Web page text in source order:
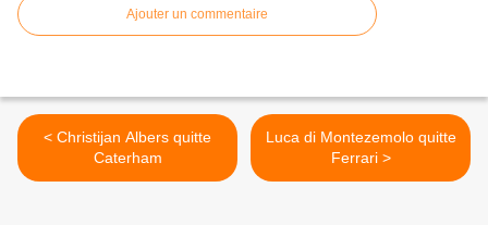
Ajouter un commentaire
< Christijan Albers quitte
Caterham
Luca di Montezemolo quitte
Ferrari >